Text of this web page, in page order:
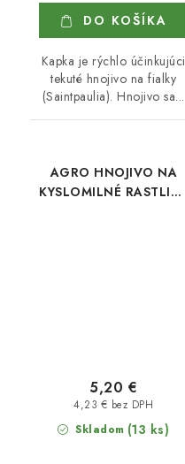
DO KOŠÍKA
Kapka je rýchlo účinkujúci
tekuté hnojivo na fialky
(Saintpaulia). Hnojivo sa...
AGRO HNOJIVO NA
KYSLOMILNÉ RASTLINY
Skladom (13 ks)
4,23 € bez DPH
5,20 €